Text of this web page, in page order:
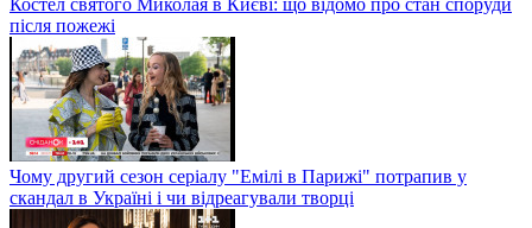
після пожежі
Чому другий сезон серіалу "Емілі в Парижі" потрапив у
скандал в Україні і чи відреагували творці